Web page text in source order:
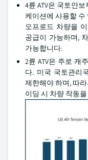
4륜 ATV은 국토안
케이션에 사용할 수
오프로드 차량을
공급이 가능하며,
가능합니다.
2륜 ATV은 주로 캐
다. 미국 국토관리
제한해야 하며, 따
이딩 시 차량 작동